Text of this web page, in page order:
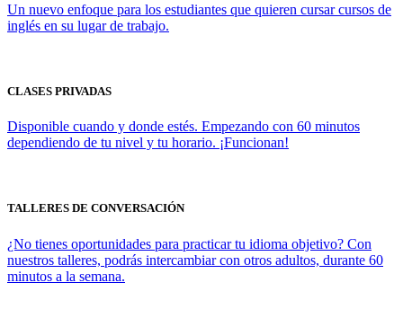
Un nuevo enfoque para los estudiantes que quieren cursar cursos de
inglés en su lugar de trabajo.
CLASES PRIVADAS
Disponible cuando y donde estés. Empezando con 60 minutos
dependiendo de tu nivel y tu horario. ¡Funcionan!
TALLERES DE CONVERSACIÓN
¿No tienes oportunidades para practicar tu idioma objetivo? Con
nuestros talleres, podrás intercambiar con otros adultos, durante 60
minutos a la semana.